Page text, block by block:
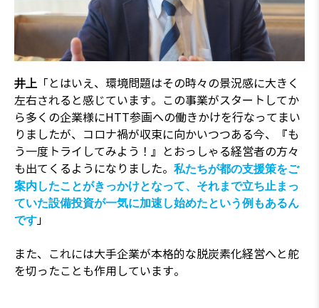
井上
「とはいえ、環境問題はその時々の景況感に大きく
左右されると感じています。この事業がスタートしてか
ら多くの企業様にHTT参画への働きかけを行なってまい
りましたが、コロナ禍が収束に向かいつつある今、『も
う一度トライしてみよう！』とおっしゃる経営者の方々
も出てくるようになりました。 私たちが都の支援策をご
案内したことがきっかけとなって、それまで立ち止まっ
ていた設備投資が一気に加速し始めたという例もあるん
です」
また、これには大手企業が本格的な脱炭素化経営へと舵
を切ったことも作用しています。